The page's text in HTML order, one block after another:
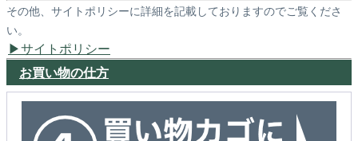
その他、サイトポリシーに詳細を記載しておりますのでご覧くださ
い。
サイトポリシー
お買い物の仕方